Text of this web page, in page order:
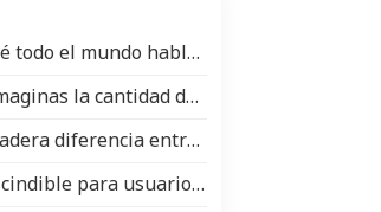
Tiếng Việt
بالعربية
la pasta de aluminio a base de agua (y qué se necesita realmente para fabricarla)?
de pigmento nacarado que se esconde en tu vida diaria.
la pasta de aluminio y el pigmento nacarado (y cuándo usar cada uno)
para automóviles! Análisis exhaustivo de los tipos de pintura y las materias primas principales (pasta de plata de aluminio/polvo nacarado).